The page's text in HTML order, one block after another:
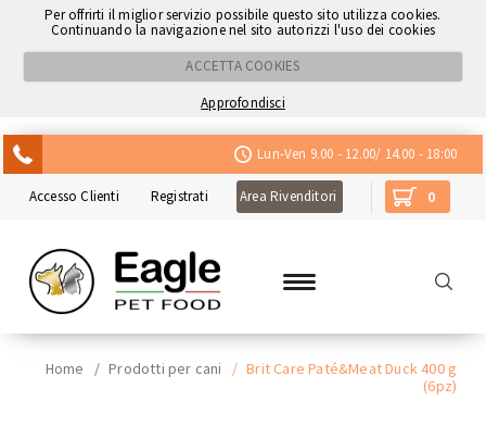
Per offrirti il miglior servizio possibile questo sito utilizza cookies.
Continuando la navigazione nel sito autorizzi l'uso dei cookies
ACCETTA COOKIES
Approfondisci
Lun-Ven 9.00 - 12.00/ 14.00 - 18:00
Accesso Clienti Registrati Area Rivenditori 0
Home / Prodotti per cani / Brit Care Paté&Meat Duck 400 g
(6pz)